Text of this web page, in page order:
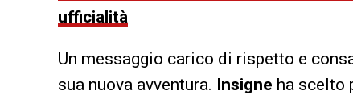
ufficialità
Un messaggio carico di rispetto e
sua nuova avventura. Insigne ha scelto